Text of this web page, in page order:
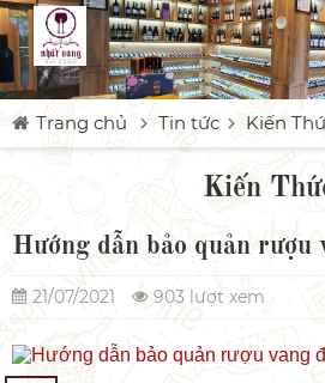
Trang chủ Tin tức Kiến
Kiến
Hướng dẫn bảo quản rượu
21/07/2021 903 lượt xem